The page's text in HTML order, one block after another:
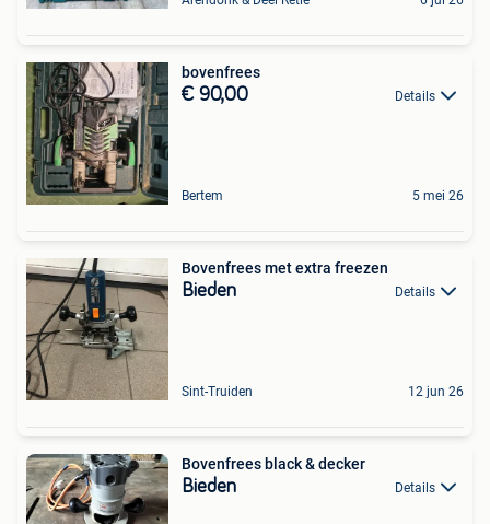
bovenfrees
€ 90,00 Details
Bertem 5 mei 26
Bovenfrees met extra freezen
Bieden Details
Sint-Truiden 12 jun 26
Bovenfrees black & decker
Bieden Details